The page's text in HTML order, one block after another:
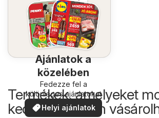
Ajánlatok a
közelében
Fedezze fel a
különleges ajánlatokat
Helyi ajánlatok
Termékek, amelyeket
kedvezőbb áron